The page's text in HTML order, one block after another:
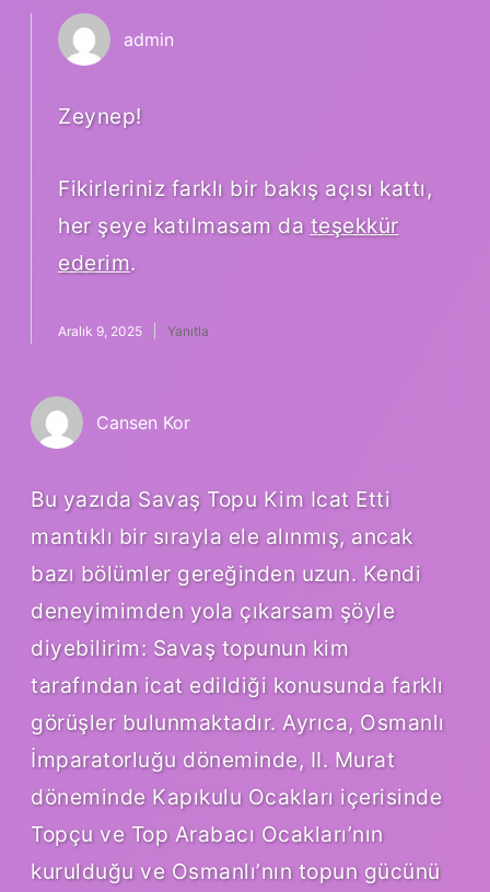
admin
Zeynep!
Fikirleriniz farklı bir bakış açısı kattı,
her şeye katılmasam da teşekkür
ederim.
Aralık 9, 2025 Yanıtla
Cansen Kor
Bu yazıda Savaş Topu Kim Icat Etti
mantıklı bir sırayla ele alınmış, ancak
bazı bölümler gereğinden uzun. Kendi
deneyimimden yola çıkarsam şöyle
diyebilirim: Savaş topunun kim
tarafından icat edildiği konusunda farklı
görüşler bulunmaktadır. Ayrıca, Osmanlı
İmparatorluğu döneminde, II. Murat
döneminde Kapıkulu Ocakları içerisinde
Topçu ve Top Arabacı Ocakları’nın
kurulduğu ve Osmanlı’nın topun gücünü